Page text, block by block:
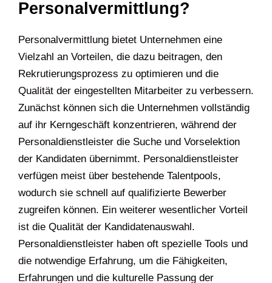
Personalvermittlung?
Personalvermittlung bietet Unternehmen eine
Vielzahl an Vorteilen, die dazu beitragen, den
Rekrutierungsprozess zu optimieren und die
Qualität der eingestellten Mitarbeiter zu verbessern.
Zunächst können sich die Unternehmen vollständig
auf ihr Kerngeschäft konzentrieren, während der
Personaldienstleister die Suche und Vorselektion
der Kandidaten übernimmt. Personaldienstleister
verfügen meist über bestehende Talentpools,
wodurch sie schnell auf qualifizierte Bewerber
zugreifen können. Ein weiterer wesentlicher Vorteil
ist die Qualität der Kandidatenauswahl.
Personaldienstleister haben oft spezielle Tools und
die notwendige Erfahrung, um die Fähigkeiten,
Erfahrungen und die kulturelle Passung der